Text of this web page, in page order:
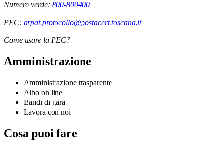
Numero verde: 800-800400
PEC: arpat.protocollo@postacert.toscana.it
Come usare la PEC?
Amministrazione
Amministrazione trasparente
Albo on line
Bandi di gara
Lavora con noi
Cosa puoi fare